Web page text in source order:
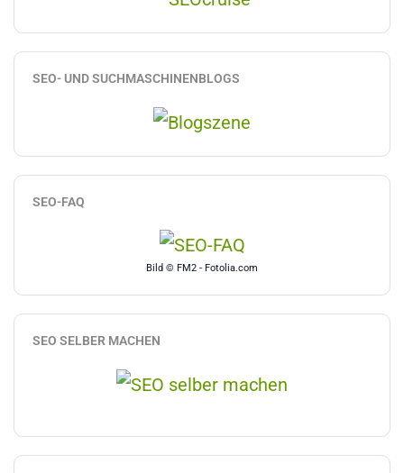
SEO- UND SUCHMASCHINENBLOGS
SEO-FAQ
Bild © FM2 - Fotolia.com
SEO SELBER MACHEN